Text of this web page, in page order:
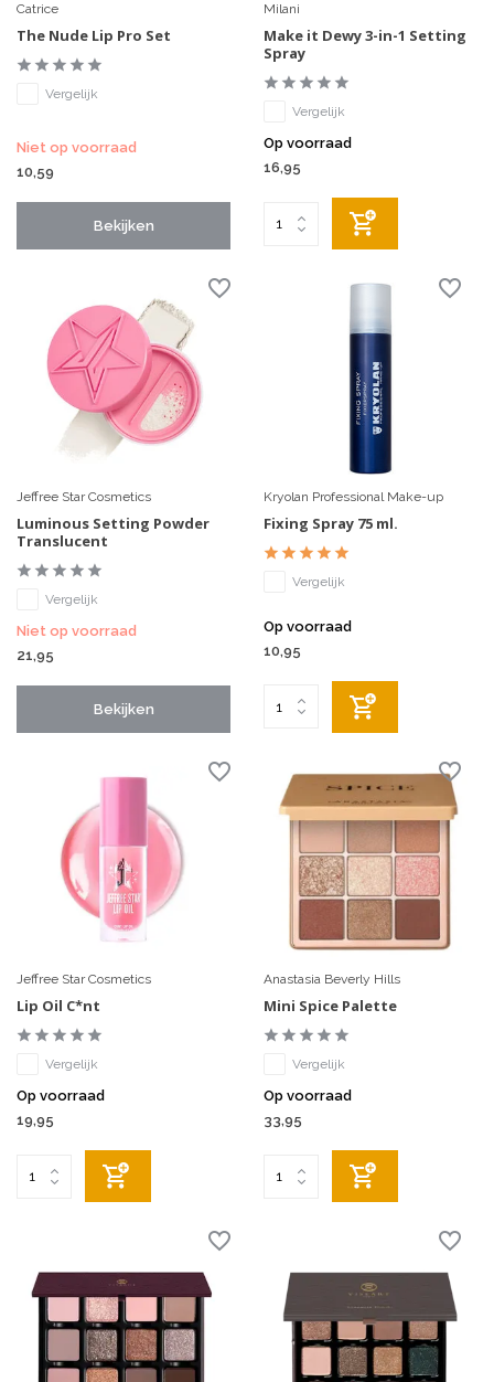
Catrice
The Nude Lip Pro Set
Vergelijk
Niet op voorraad
10,59
Bekijken
Milani
Make it Dewy 3-in-1 Setting
Spray
Vergelijk
Op voorraad
16,95
Jeffree Star Cosmetics
Luminous Setting Powder
Translucent
Vergelijk
Niet op voorraad
21,95
Bekijken
Kryolan Professional Make-up
Fixing Spray 75 ml.
Vergelijk
Op voorraad
10,95
Jeffree Star Cosmetics
Lip Oil C*nt
Vergelijk
Op voorraad
19,95
Anastasia Beverly Hills
Mini Spice Palette
Vergelijk
Op voorraad
33,95